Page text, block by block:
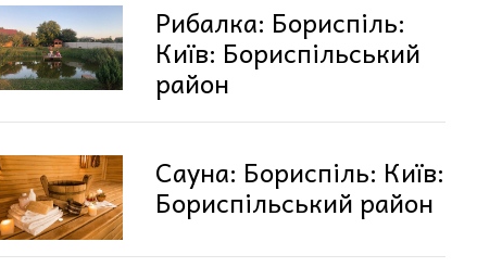
Рибалка: Бориспіль:
Київ: Бориспільський
район
Сауна: Бориспіль: Київ:
Бориспільський район